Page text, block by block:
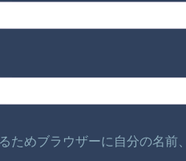
ためブラウザーに自分の名